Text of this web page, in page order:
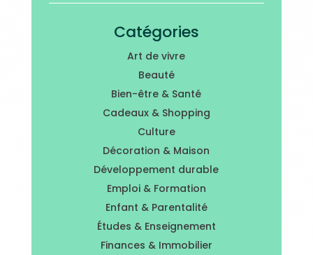
Catégories
Art de vivre
Beauté
Bien-être & Santé
Cadeaux & Shopping
Culture
Décoration & Maison
Développement durable
Emploi & Formation
Enfant & Parentalité
Études & Enseignement
Finances & Immobilier